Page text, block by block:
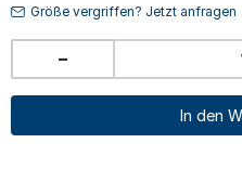
Größe vergriffen? Jetzt anfragen
-
In den